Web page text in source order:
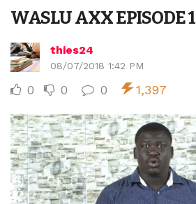
WASLU AXX EPISODE 1
thies24
08/07/2018 1:42 PM
0 0 0 1,397